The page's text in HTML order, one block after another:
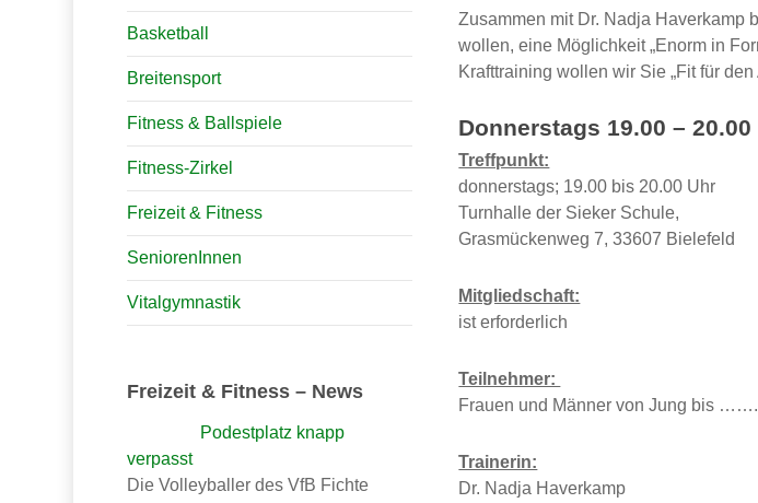
Zusammen mit Dr. Nadja Haverkamp
wollen, eine Möglichkeit „Enorm in
Krafttraining wollen wir Sie „Fit für
Donnerstags 19.00 – 20.00
Treffpunkt:
donnerstags; 19.00 bis 20.00 Uhr
Turnhalle der Sieker Schule,
Grasmückenweg 7, 33607 Bielefeld
Mitgliedschaft:
ist erforderlich
Teilnehmer:
Frauen und Männer von Jung bis …….
Trainerin:
Dr. Nadja Haverkamp
Basketball
Breitensport
Fitness & Ballspiele
Fitness-Zirkel
Freizeit & Fitness
SeniorenInnen
Vitalgymnastik
Freizeit & Fitness – News
Podestplatz knapp
verpasst
Die Volleyballer des VfB Fichte